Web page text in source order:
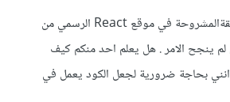
لقد حاولت تطبيق الطريقةالمشروحة في موقع React الرسمي من
ينجح الامر . هل يعلم احد منكم كيف
بحاجة ضرورية لجعل الكود يعمل في